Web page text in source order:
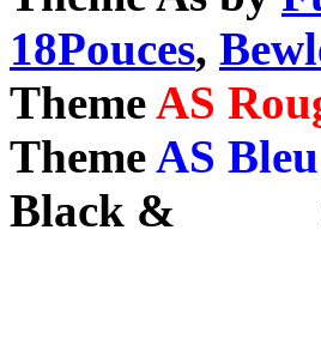
18Pouces,
ThemeAS
ThemeAS Bleu
Black &